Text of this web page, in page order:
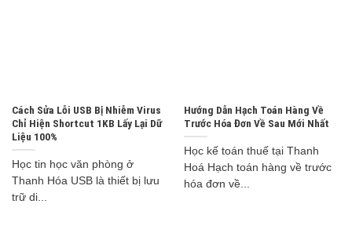
Cách Sửa Lỗi USB Bị Nhiễm Virus
Chỉ Hiện Shortcut 1KB Lấy Lại Dữ
Liệu 100%
Học tin học văn phòng ở
Thanh Hóa USB là thiết bị lưu
trữ di...
Hướng Dẫn Hạch Toán Hàng Về
Trước Hóa Đơn Về Sau Mới Nhất
Học kế toán thuế tại Thanh
Hoá Hạch toán hàng về trước
hóa đơn về...